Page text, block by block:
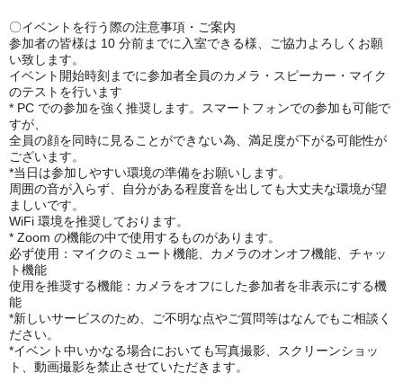
〇イベントを行う際の注意事項・ご案内
参加者の皆様は 10 分前までに入室できる様、ご協力よろしくお願
い致します。
イベント開始時刻までに参加者全員のカメラ・スピーカー・マイク
のテストを行います
* PC での参加を強く推奨します。スマートフォンでの参加も可能で
すが、
全員の顔を同時に見ることができない為、満足度が下がる可能性が
ございます。
*当日は参加しやすい環境の準備をお願いします。
周囲の音が入らず、自分がある程度音を出しても大丈夫な環境が望
ましいです。
WiFi 環境を推奨しております。
* Zoom の機能の中で使用するものがあります。
必ず使用：マイクのミュート機能、カメラのオンオフ機能、チャッ
ト機能
使用を推奨する機能：カメラをオフにした参加者を非表示にする機
能
*新しいサービスのため、ご不明な点やご質問等はなんでもご相談く
ださい。
*イベント中いかなる場合においても写真撮影、スクリーンショッ
ト、動画撮影を禁止させていただきます。